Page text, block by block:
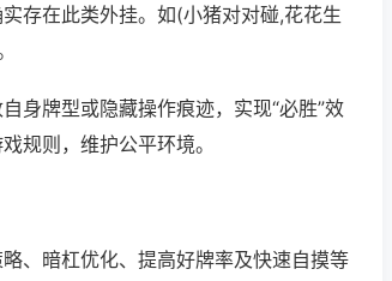
存在此类外挂。如(小猪对对碰,花花生
身牌型或隐藏操作痕迹，实现“必胜”效
规则，维护公平环境。
、暗杠优化、提高好牌率及快速自摸等